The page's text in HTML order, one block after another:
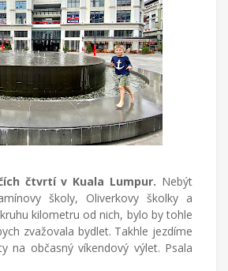
čtvrtí v Kuala Lumpur. Nebýt
školy, Oliverkovy školky a
kilometru od nich, bylo by tohle
zvažovala bydlet. Takhle jezdíme
na občasný víkendový výlet. Psala